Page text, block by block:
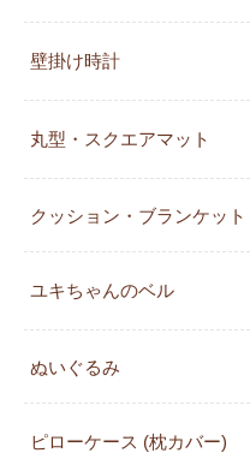
壁掛け時計
丸型・スクエアマット
クッション・ブランケット
ユキちゃんのベル
ぬいぐるみ
ピローケース (枕カバー)